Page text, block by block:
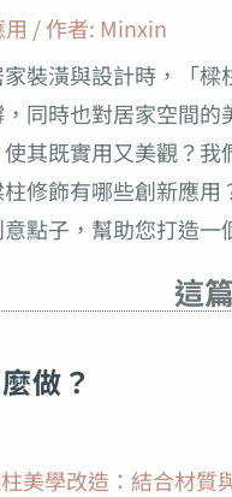
/ 作者: Minxin
裝潢與設計時，「
同時也對居家空間
其既實用又美觀？
修飾有哪些創新應
點子，幫助您打造一
這
做？
美學改造：結合材質